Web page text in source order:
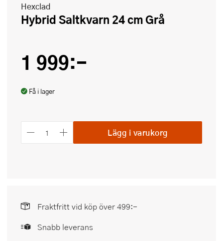
Hexclad
Hybrid Saltkvarn 24 cm Grå
1 999:-
Få i lager
Lägg i varukorg
Fraktfritt vid köp över 499:-
Snabb leverans